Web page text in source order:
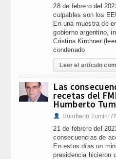
28 de febrero del
culpables son los
En una muestra de
gobierno argentino,
Cristina Kirchner
condenado
Leer el artículo
Las
recetas del
Humberto
Humberto Tumini /
21 de febrero del
consecuencias de
En estos días un
presidencia hicieron